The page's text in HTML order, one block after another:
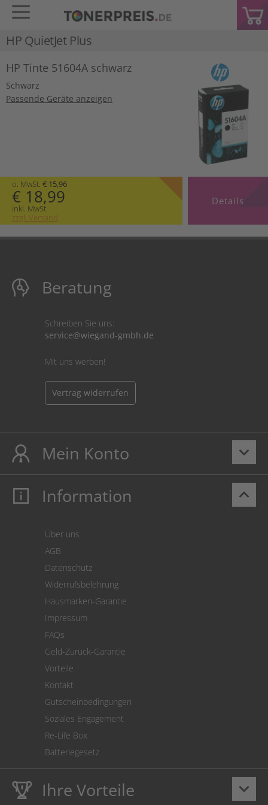
HP QuietJet Plus
HP Tinte 51604A schwarz
Schwarz
Passende Geräte anzeigen
o. MwSt. € 15,96
€ 18,99
inkl. MwSt.
zzgl. Versand
Details
Beratung
Schreiben Sie uns:
service@wiegand-gmbh.de
Mit uns werben!
Vertrag widerrufen
keyboard_arrow_down
Mein Konto
Mein Konto
Cookie Einstellungen
keyboard_arrow_up
Information
Über uns
AGB
Datenschutz
Widerrufsbelehrung
Hausmarken-Garantie
Impressum
FAQs
Geld-Zurück-Garantie
Vorteile
Kontakt
Gutscheinbedingungen
Soziales Engagement
Re-Life Box
Batteriegesetz
keyboard_arrow_down
Ihre Vorteile